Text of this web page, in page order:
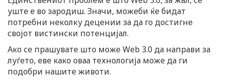
уште е во зародиш. Значи, можеби ќе бидат
потребни неколку децении за да го достигне
својот вистински потенцијал.
Ако се прашувате што може Web 3.0 да направи за
луѓето, еве како оваа технологија може да ги
подобри нашите животи.